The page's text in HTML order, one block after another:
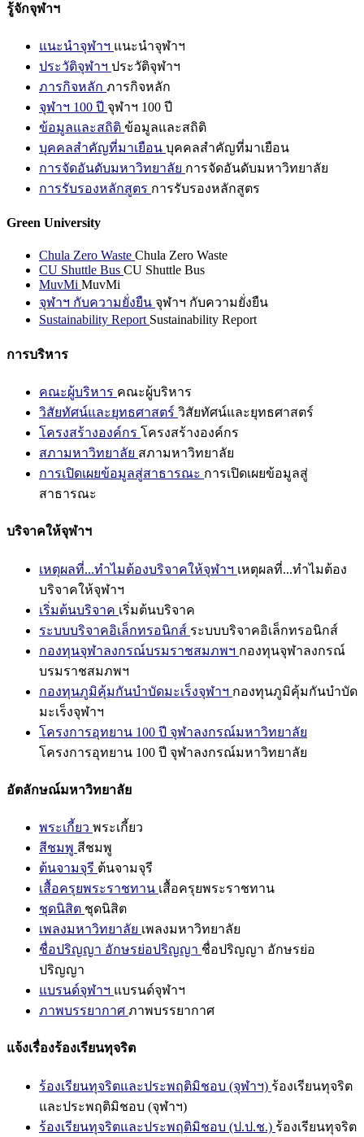
รู้จักจุฬาฯ
แนะนำจุฬาฯ แนะนำจุฬาฯ
ประวัติจุฬาฯ ประวัติจุฬาฯ
ภารกิจหลัก ภารกิจหลัก
จุฬาฯ 100 ปี จุฬาฯ 100 ปี
ข้อมูลและสถิติ ข้อมูลและสถิติ
บุคคลสำคัญที่มาเยือน บุคคลสำคัญที่มาเยือน
การจัดอันดับมหาวิทยาลัย การจัดอันดับมหาวิทยาลัย
การรับรองหลักสูตร การรับรองหลักสูตร
Green University
Chula Zero Waste Chula Zero Waste
CU Shuttle Bus CU Shuttle Bus
MuvMi MuvMi
จุฬาฯ กับความยั่งยืน จุฬาฯ กับความยั่งยืน
Sustainability Report Sustainability Report
การบริหาร
คณะผู้บริหาร คณะผู้บริหาร
วิสัยทัศน์และยุทธศาสตร์ วิสัยทัศน์และยุทธศาสตร์
โครงสร้างองค์กร โครงสร้างองค์กร
สภามหาวิทยาลัย สภามหาวิทยาลัย
การเปิดเผยข้อมูลสู่สาธารณะ การเปิดเผยข้อมูลสู่
สาธารณะ
บริจาคให้จุฬาฯ
เหตุผลที่...ทำไมต้องบริจาคให้จุฬาฯ เหตุผลที่...ทำไมต้อง
บริจาคให้จุฬาฯ
เริ่มต้นบริจาค เริ่มต้นบริจาค
ระบบบริจาคอิเล็กทรอนิกส์ ระบบบริจาคอิเล็กทรอนิกส์
กองทุนจุฬาลงกรณ์บรมราชสมภพฯ กองทุนจุฬาลงกรณ์
บรมราชสมภพฯ
กองทุนภูมิคุ้มกันบำบัดมะเร็งจุฬาฯ กองทุนภูมิคุ้มกันบำบัด
มะเร็งจุฬาฯ
โครงการอุทยาน 100 ปี จุฬาลงกรณ์มหาวิทยาลัย
โครงการอุทยาน 100 ปี จุฬาลงกรณ์มหาวิทยาลัย
อัตลักษณ์มหาวิทยาลัย
พระเกี้ยว พระเกี้ยว
สีชมพู สีชมพู
ต้นจามจุรี ต้นจามจุรี
เสื้อครุยพระราชทาน เสื้อครุยพระราชทาน
ชุดนิสิต ชุดนิสิต
เพลงมหาวิทยาลัย เพลงมหาวิทยาลัย
ชื่อปริญญา อักษรย่อปริญญา ชื่อปริญญา อักษรย่อ
ปริญญา
แบรนด์จุฬาฯ แบรนด์จุฬาฯ
ภาพบรรยากาศ ภาพบรรยากาศ
แจ้งเรื่องร้องเรียนทุจริต
ร้องเรียนทุจริตและประพฤติมิชอบ (จุฬาฯ) ร้องเรียนทุจริต
และประพฤติมิชอบ (จุฬาฯ)
ร้องเรียนทุจริตและประพฤติมิชอบ (ป.ป.ช.) ร้องเรียนทุจริต